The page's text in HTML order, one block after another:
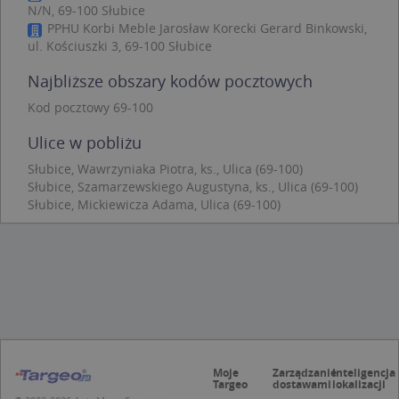
N/N, 69-100 Słubice
PPHU Korbi Meble Jarosław Korecki Gerard Binkowski,
ul. Kościuszki 3, 69-100 Słubice
Najbliższe obszary kodów pocztowych
Kod pocztowy 69-100
Ulice w pobliżu
Słubice, Wawrzyniaka Piotra, ks., Ulica (69-100)
Słubice, Szamarzewskiego Augustyna, ks., Ulica (69-100)
Słubice, Mickiewicza Adama, Ulica (69-100)
Moje
Targeo
Zarządzanie
dostawami
Inteligencja
lokalizacji
Niezbędne
Funkcjonalność
Niesklasyfikowane
podstawowych funkcji strony internetowej, takich
Bez niezbędnych plików cookie nie można
Domena
przechowywania
APPSESSID .targeo.pl
Sesja
CookieScriptConsent
CookieScript
1 rok 1 miesiąc